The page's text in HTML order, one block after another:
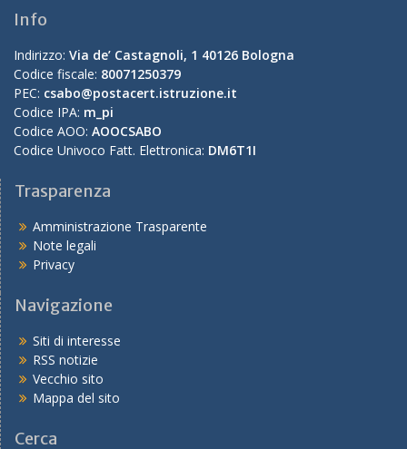
Info
Indirizzo: Via de’ Castagnoli, 1 40126 Bologna
Codice fiscale: 80071250379
PEC: csabo@postacert.istruzione.it
Codice IPA: m_pi
Codice AOO: AOOCSABO
Codice Univoco Fatt. Elettronica: DM6T1I
Trasparenza
Amministrazione Trasparente
Note legali
Privacy
Navigazione
Siti di interesse
RSS notizie
Vecchio sito
Mappa del sito
Cerca